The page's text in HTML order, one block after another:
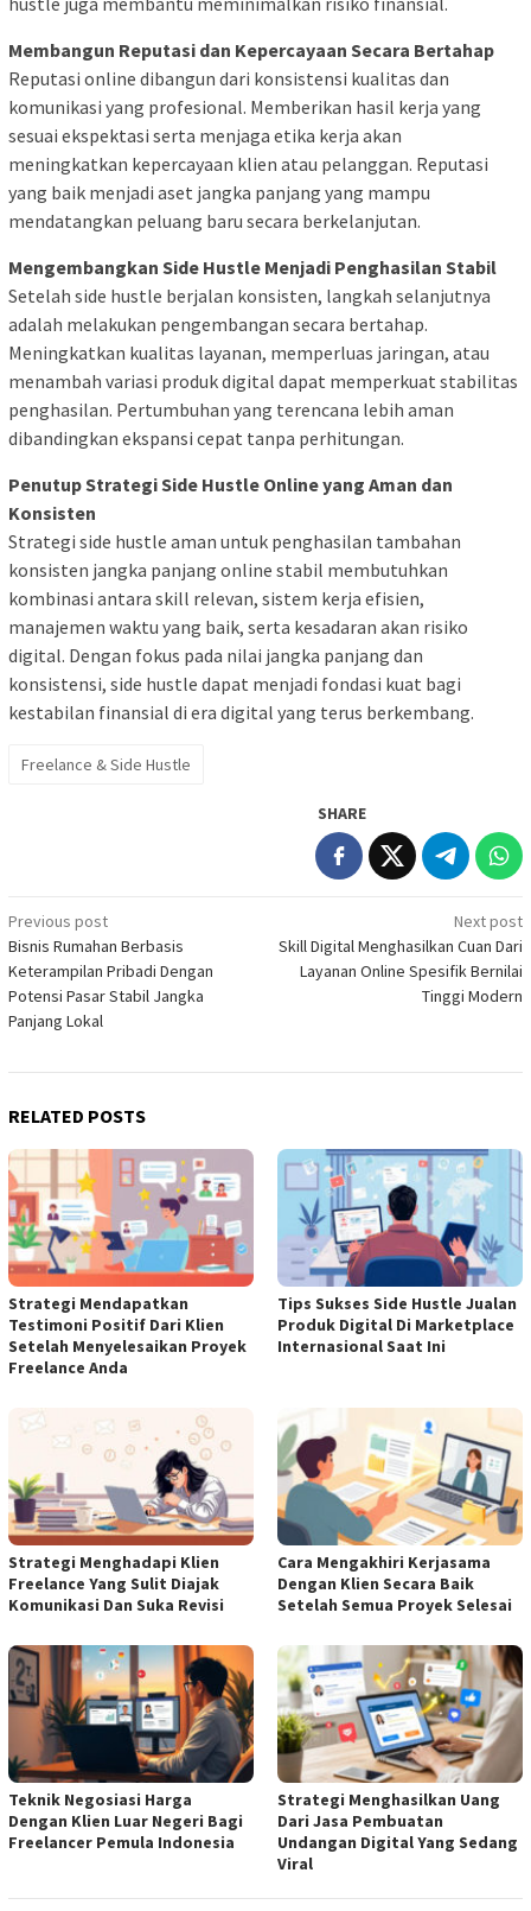
Membangun Reputasi dan Kepercayaan Secara Bertahap
Reputasi online dibangun dari konsistensi kualitas dan
komunikasi yang profesional. Memberikan hasil kerja yang
sesuai ekspektasi serta menjaga etika kerja akan
meningkatkan kepercayaan klien atau pelanggan. Reputasi
yang baik menjadi aset jangka panjang yang mampu
mendatangkan peluang baru secara berkelanjutan.
Mengembangkan Side Hustle Menjadi Penghasilan Stabil
Setelah side hustle berjalan konsisten, langkah selanjutnya
adalah melakukan pengembangan secara bertahap.
Meningkatkan kualitas layanan, memperluas jaringan, atau
menambah variasi produk digital dapat memperkuat stabilitas
penghasilan. Pertumbuhan yang terencana lebih aman
dibandingkan ekspansi cepat tanpa perhitungan.
Penutup Strategi Side Hustle Online yang Aman dan
Konsisten
Strategi side hustle aman untuk penghasilan tambahan
konsisten jangka panjang online stabil membutuhkan
kombinasi antara skill relevan, sistem kerja efisien,
manajemen waktu yang baik, serta kesadaran akan risiko
digital. Dengan fokus pada nilai jangka panjang dan
konsistensi, side hustle dapat menjadi fondasi kuat bagi
kestabilan finansial di era digital yang terus berkembang.
Freelance & Side Hustle
SHARE
Post
navigation
Previous post
Bisnis Rumahan Berbasis
Keterampilan Pribadi Dengan
Potensi Pasar Stabil Jangka
Panjang Lokal
Next post
Skill Digital Menghasilkan Cuan Dari
Layanan Online Spesifik Bernilai
Tinggi Modern
RELATED POSTS
Strategi Mendapatkan
Testimoni Positif Dari Klien
Setelah Menyelesaikan Proyek
Freelance Anda
Tips Sukses Side Hustle Jualan
Produk Digital Di Marketplace
Internasional Saat Ini
Strategi Menghadapi Klien
Freelance Yang Sulit Diajak
Komunikasi Dan Suka Revisi
Cara Mengakhiri Kerjasama
Dengan Klien Secara Baik
Setelah Semua Proyek Selesai
Teknik Negosiasi Harga
Dengan Klien Luar Negeri Bagi
Freelancer Pemula Indonesia
Strategi Menghasilkan Uang
Dari Jasa Pembuatan
Undangan Digital Yang Sedang
Viral